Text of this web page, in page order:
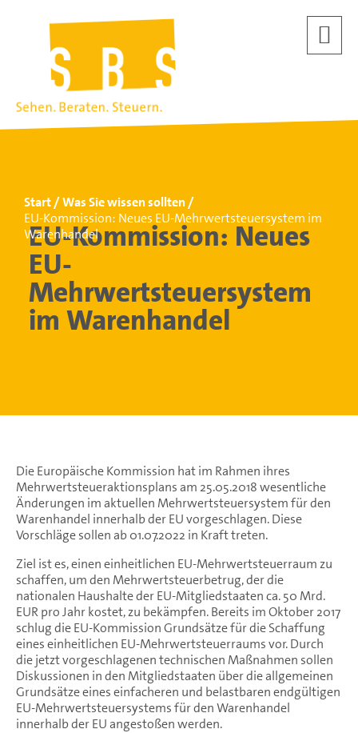
Start
Was Sie wissen sollten
EU-Kommission: Neues EU-Mehrwertsteuersystem im
Warenhandel
EU-Kommission: Neues
EU-
Mehrwertsteuersystem
im Warenhandel
Die Europäische Kommission hat im Rahmen ihres
Mehrwertsteueraktionsplans am 25.05.2018 wesentliche
Änderungen im aktuellen Mehrwertsteuersystem für den
Warenhandel innerhalb der EU vorgeschlagen. Diese
Vorschläge sollen ab 01.07.2022 in Kraft treten.
Ziel ist es, einen einheitlichen EU-Mehrwertsteuerraum zu
schaffen, um den Mehrwertsteuerbetrug, der die
nationalen Haushalte der EU-Mitgliedstaaten ca. 50 Mrd.
EUR pro Jahr kostet, zu bekämpfen. Bereits im Oktober 2017
schlug die EU-Kommission Grundsätze für die Schaffung
eines einheitlichen EU-Mehrwertsteuerraums vor. Durch
die jetzt vorgeschlagenen technischen Maßnahmen sollen
Diskussionen in den Mitgliedstaaten über die allgemeinen
Grundsätze eines einfacheren und belastbaren endgültigen
EU-Mehrwertsteuersystems für den Warenhandel
innerhalb der EU angestoßen werden.